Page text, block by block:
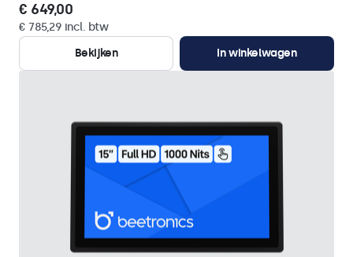
€ 649,00
€ 785,29 incl. btw
Bekijken
In winkelwagen